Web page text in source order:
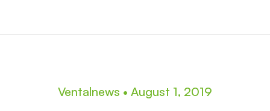
Ventalnews • August 1, 2019